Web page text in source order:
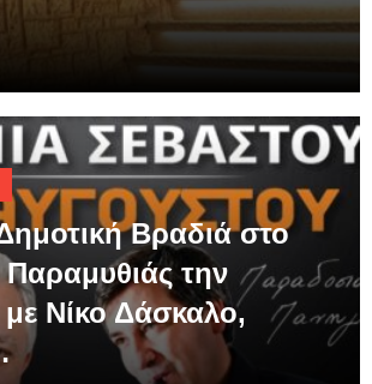
Βραδιά στο
την
Νίκο Δάσκαλο,